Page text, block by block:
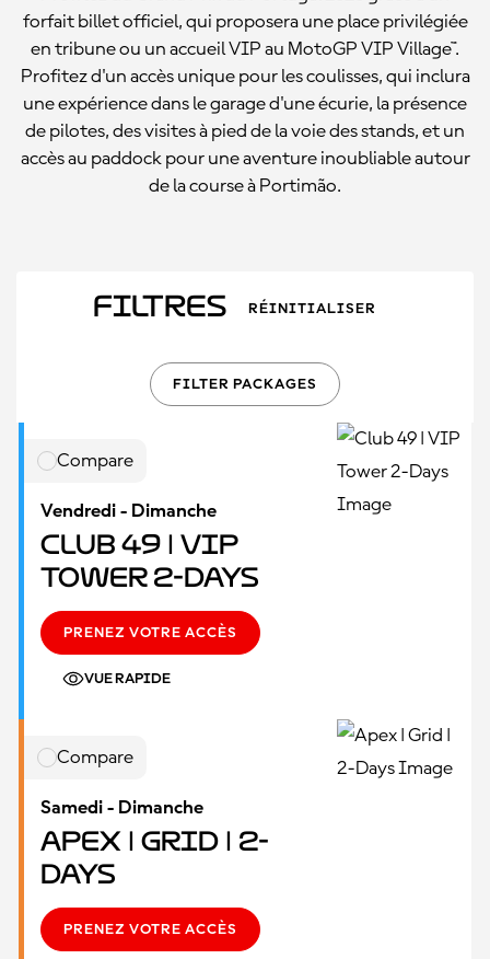
forfait billet officiel, qui proposera une place privilégiée
en tribune ou un accueil VIP au MotoGP VIP Village™.
Profitez d'un accès unique pour les coulisses, qui inclura
une expérience dans le garage d'une écurie, la présence
de pilotes, des visites à pied de la voie des stands, et un
accès au paddock pour une aventure inoubliable autour
de la course à Portimão.
Filtres RÉINITIALISER
FILTER PACKAGES
Compare
Vendredi - Dimanche
Club 49 | VIP
Tower 2-Days
PRENEZ VOTRE ACCÈS
VUE RAPIDE
Compare
Samedi - Dimanche
Apex | Grid | 2-
Days
PRENEZ VOTRE ACCÈS